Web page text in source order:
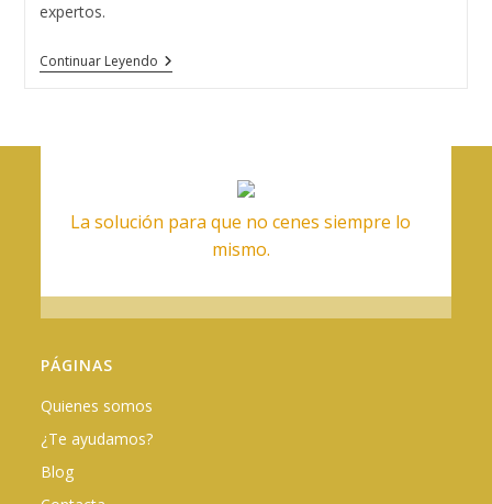
expertos.
Continuar LeyendoLos
5
La solución para que no cenes siempre lo
mismo.
PÁGINAS
Quienes somos
¿Te ayudamos?
Blog